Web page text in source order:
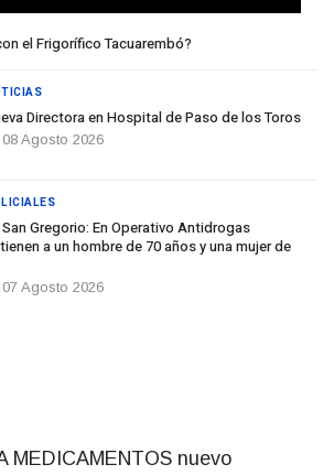
el Frigorífico Tacuarembó?
Directora en Hospital de Paso de los Toros
08 Agosto 2026
San Gregorio: En Operativo Antidrogas
a un hombre de 70 años y una mujer de
07 Agosto 2026